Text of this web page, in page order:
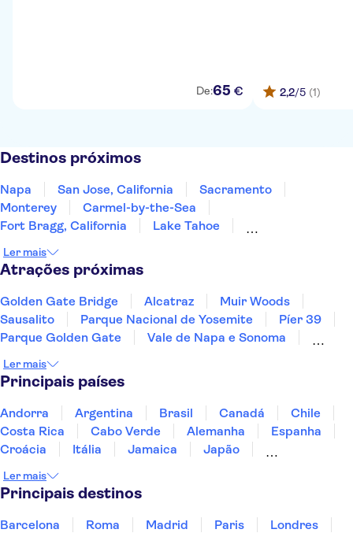
De:65 € 2,2/5 (1)
Destinos próximos
Napa San Jose, California
Sacramento
Monterey
Carmel-by-the-Sea
Fort Bragg, California
Lake Tahoe
Incline Village
Reno
Santa Bárbara
Nevada
Ler mais
Atrações próximas
Golden Gate Bridge Alcatraz
Muir Woods
Sausalito
Parque Nacional de Yosemite
Píer 39
Parque Golden Gate
Vale de Napa e Sonoma
Memorial & Museu do 11 de Setembro
Bairro Francês
Central Park
Estátua da Liberdade
Ler mais
Principais países
Andorra Argentina Brasil Canadá
Chile
Costa Rica
Cabo Verde Alemanha
Espanha
Croácia
Itália Jamaica
Japão
Portugal
Singapura
Ler mais
Principais destinos
Barcelona Roma Madrid Paris
Londres